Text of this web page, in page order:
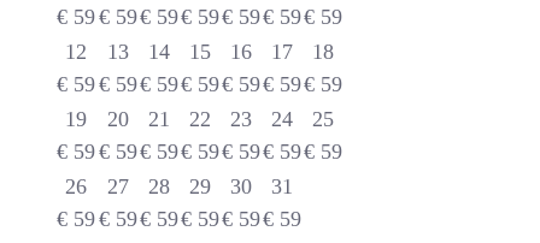
€ 59€ 59€ 59€ 59€ 59€ 59€ 59
12
€ 59
13
€ 59
14
€ 59
15
€ 59
16
€ 59
17
€ 59
18
€ 59
19
€ 59
20
€ 59
21
€ 59
22
€ 59
23
€ 59
24
€ 59
25
€ 59
26
€ 59
27
€ 59
28
€ 59
29
€ 59
30
€ 59
31
€ 59